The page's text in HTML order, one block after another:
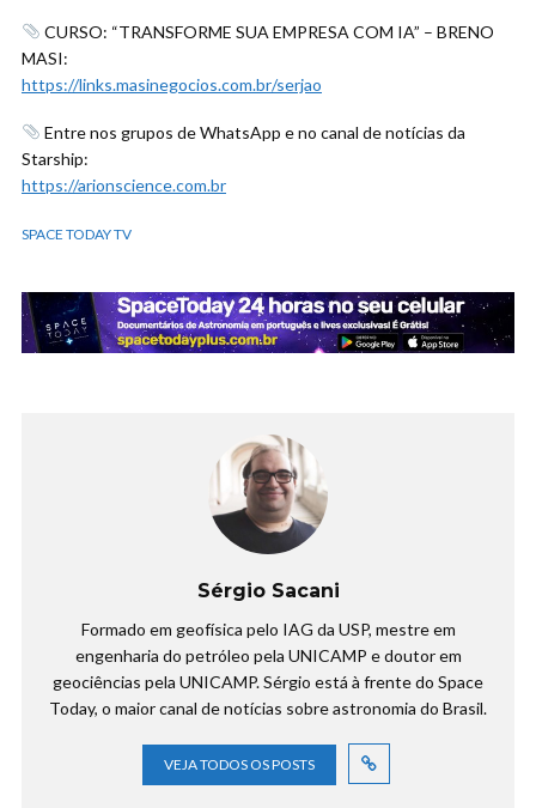
CURSO: “TRANSFORME SUA EMPRESA COM IA” – BRENO
MASI:
https://links.masinegocios.com.br/serjao
Entre nos grupos de WhatsApp e no canal de notícias da
Starship:
https://arionscience.com.br
SPACE TODAY TV
Sérgio Sacani
Formado em geofísica pelo IAG da USP, mestre em
engenharia do petróleo pela UNICAMP e doutor em
geociências pela UNICAMP. Sérgio está à frente do Space
Today, o maior canal de notícias sobre astronomia do Brasil.
VEJA TODOS OS POSTS